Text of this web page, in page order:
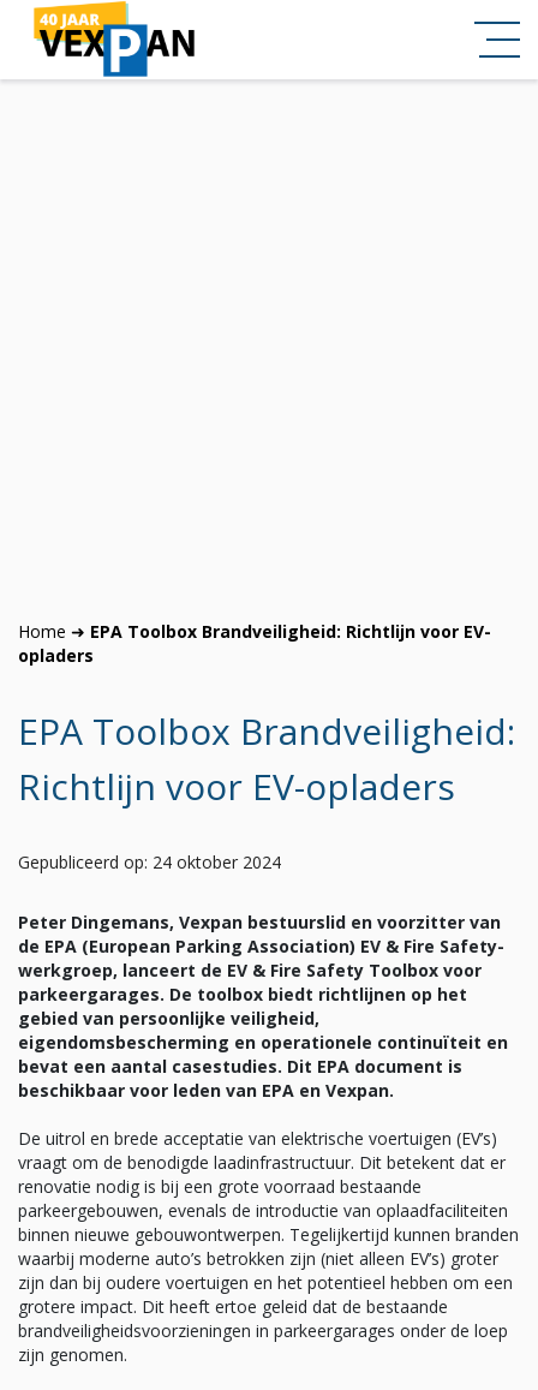
Home ➜ EPA Toolbox Brandveiligheid: Richtlijn voor EV-
opladers
EPA Toolbox Brandveiligheid:
Richtlijn voor EV-opladers
Gepubliceerd op: 24 oktober 2024
Peter Dingemans, Vexpan bestuurslid en voorzitter van
de EPA (European Parking Association) EV & Fire Safety-
werkgroep, lanceert de EV & Fire Safety Toolbox voor
parkeergarages. De toolbox biedt richtlijnen op het
gebied van persoonlijke veiligheid,
eigendomsbescherming en operationele continuïteit en
bevat een aantal casestudies. Dit EPA document is
beschikbaar voor leden van EPA en Vexpan.
De uitrol en brede acceptatie van elektrische voertuigen (EV’s)
vraagt om de benodigde laadinfrastructuur. Dit betekent dat er
renovatie nodig is bij een grote voorraad bestaande
parkeergebouwen, evenals de introductie van oplaadfaciliteiten
binnen nieuwe gebouwontwerpen. Tegelijkertijd kunnen branden
waarbij moderne auto’s betrokken zijn (niet alleen EV’s) groter
zijn dan bij oudere voertuigen en het potentieel hebben om een ​​
grotere impact. Dit heeft ertoe geleid dat de bestaande
brandveiligheidsvoorzieningen in parkeergarages onder de loep
zijn genomen.